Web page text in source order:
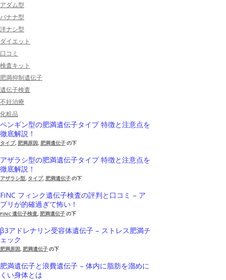
アダム型
バナナ型
洋ナシ型
ダイエット
口コミ
検査キット
肥満抑制遺伝子
遺伝子検査
不妊治療
化粧品
ペンギン型の肥満遺伝子タイプ 特徴と注意点を
徹底解説！
タイプ, 肥満原因, 肥満遺伝子の下
アザラシ型の肥満遺伝子タイプ 特徴と注意点を
徹底解説！
アザラシ型, タイプ, 肥満遺伝子の下
FiNC フィンク遺伝子検査の評判と口コミ – ア
プリが的確過ぎて怖い！
FiNC 遺伝子検査, 肥満遺伝子の下
β3アドレナリン受容体遺伝子 – ストレス肥満チ
ェック
肥満原因, 肥満遺伝子の下
肥満遺伝子と浪費遺伝子 – 体内に脂肪を溜めに
くい身体とは